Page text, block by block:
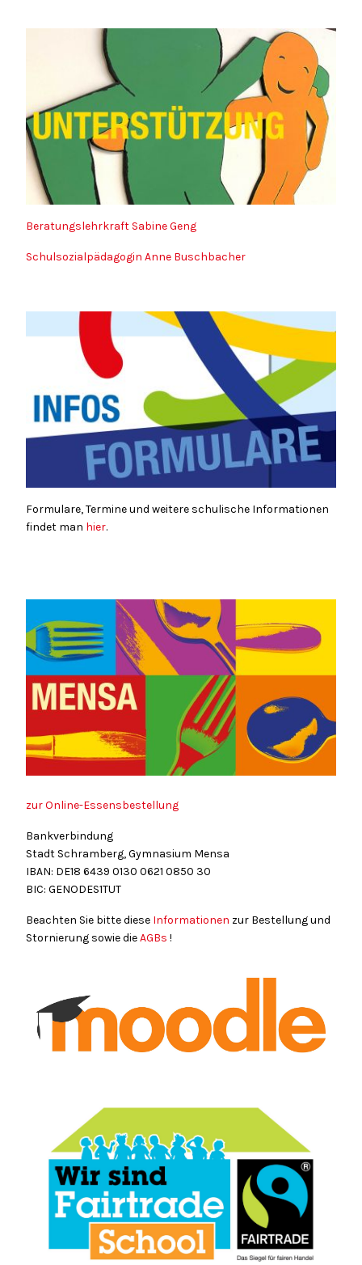
Beratungslehrkraft Sabine Geng
Schulsozialpädagogin Anne Buschbacher
Formulare, Termine und weitere schulische Informationen
findet man hier.
zur Online-Essensbestellung
Bankverbindung
Stadt Schramberg, Gymnasium Mensa
IBAN: DE18 6439 0130 0621 0850 30
BIC: GENODES1TUT
Beachten Sie bitte diese Informationen zur Bestellung und
Stornierung sowie dieAGBs !